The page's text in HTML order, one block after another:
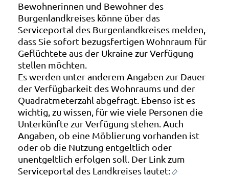
Bewohnerinnen und Bewohner des
Burgenlandkreises könne über das
Serviceportal des Burgenlandkreises melden,
dass Sie sofort bezugsfertigen Wohnraum für
Geflüchtete aus der Ukraine zur Verfügung
stellen möchten.
Es werden unter anderem Angaben zur Dauer
der Verfügbarkeit des Wohnraums und der
Quadratmeterzahl abgefragt. Ebenso ist es
wichtig, zu wissen, für wie viele Personen die
Unterkünfte zur Verfügung stehen. Auch
Angaben, ob eine Möblierung vorhanden ist
oder ob die Nutzung entgeltlich oder
unentgeltlich erfolgen soll. Der Link zum
Serviceportal des Landkreises lautet: